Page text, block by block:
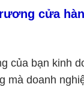
cửa
của bạn kinh
mà doanh